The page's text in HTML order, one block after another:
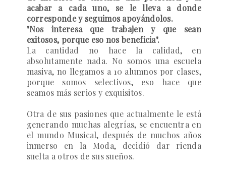
acabar a cada uno, se le lleva a donde
corresponde y seguimos apoyándolos.
"Nos interesa que trabajen y que sean
exitosos, porque eso nos beneficia".
La cantidad no hace la calidad, en
absolutamente nada. No somos una escuela
masiva, no llegamos a 10 alumnos por clases,
porque somos selectivos, eso hace que
seamos más serios y exquisitos.
Otra de sus pasiones que actualmente le está
generando muchas alegrías, se encuentra en
el mundo Musical, después de muchos años
inmerso en la Moda, decidió dar rienda
suelta a otros de sus sueños.